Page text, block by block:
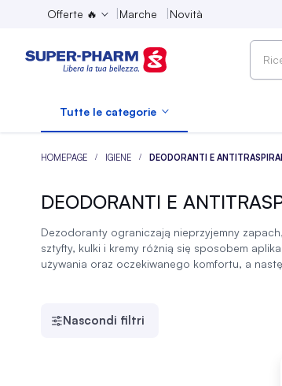
Offerte 🔥 Marche Novità
Tutte le categorie
HOMEPAGE IGIENE DEODORANTI E
DEODORANTI E
Dezodoranty ograniczają nieprzyjemny
sztyfty, kulki i kremy różnią się sposobem
używania oraz oczekiwanego komfortu, a
Nascondi filtri